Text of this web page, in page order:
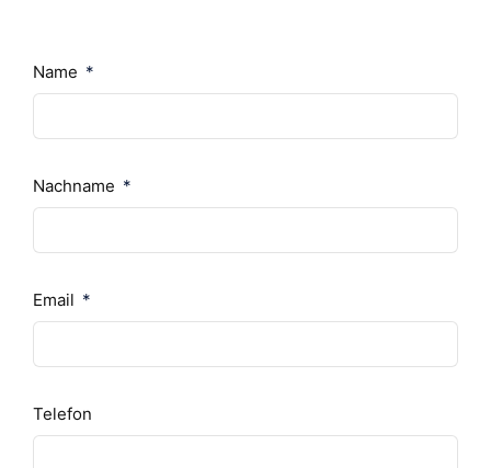
Name
Nachname
Email
Telefon